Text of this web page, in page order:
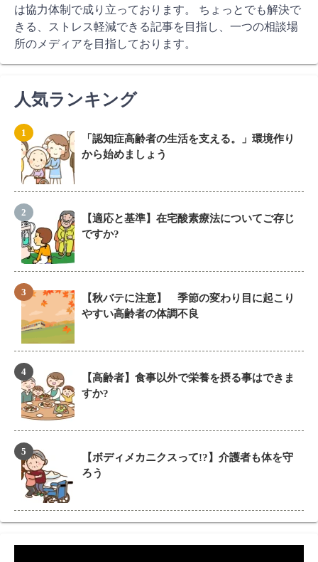
は協力体制で成り立っております。 ちょっとでも解決で
きる、ストレス軽減できる記事を目指し、一つの相談場
所のメディアを目指しております。
人気ランキング
「認知症高齢者の生活を支える。」環境作り
から始めましょう
【適応と基準】在宅酸素療法についてご存じ
ですか?
【秋バテに注意】 季節の変わり目に起こり
やすい高齢者の体調不良
【高齢者】食事以外で栄養を摂る事はできま
すか?
【ボディメカニクスって!?】介護者も体を守
ろう